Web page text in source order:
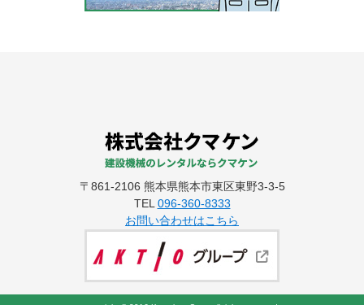
〒861-2106 熊本県熊本市東区東野3-3-5
TEL096-360-8333
お問い合わせはこちら